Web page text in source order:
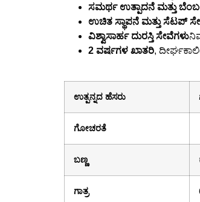
ಸಮರ್ಥ ಉತ್ಪಾದನೆ ಮತ್ತು
ಉಚಿತ ಸ್ಥಾಪನೆ ಮತ್ತು ಸೆಟಪ್
ವಿಶ್ವಾಸಾರ್ಹ ದುರಸ್ತಿ ಸೇವೆಗಳು
2 ವರ್ಷಗಳ ಖಾತರಿ,
ಉತ್ಪನ್ನದ ಹೆಸರು
ಗೋಚರತೆ
ಬಣ್ಣ
ಗಾತ್ರ